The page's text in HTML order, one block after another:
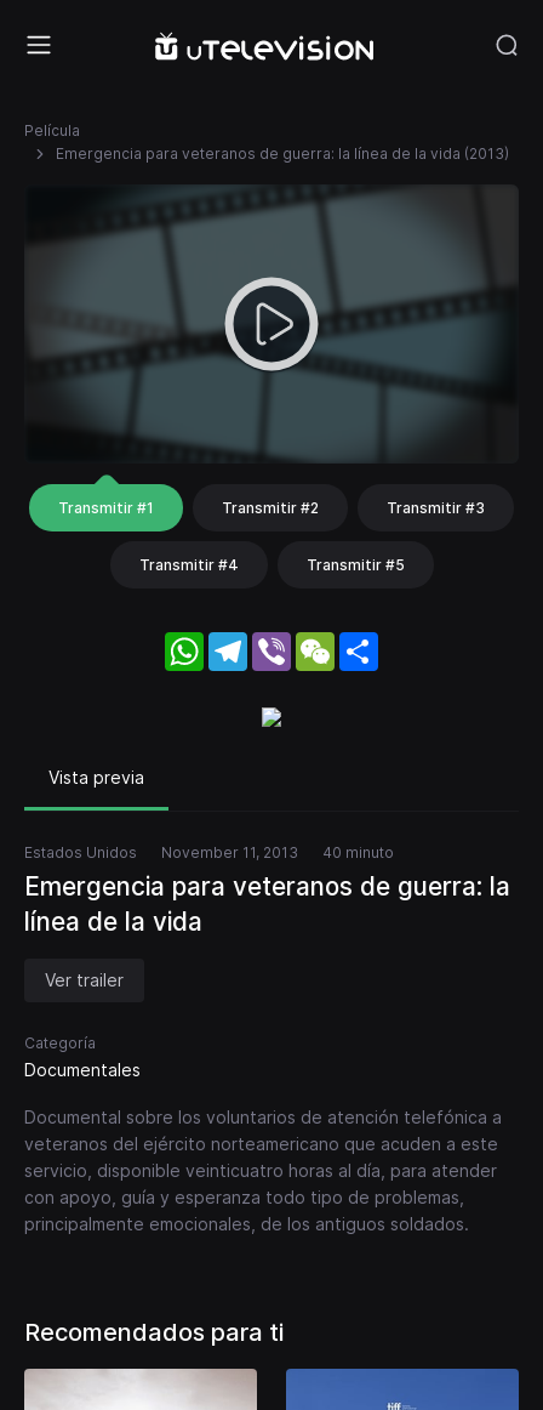
Película
Emergencia para veteranos de guerra: la línea de la vida (2013)
Transmitir #1 Transmitir #2 Transmitir #3
Transmitir #4 Transmitir #5
WhatsApp
Telegram
Viber WeChat
Vista previa
Estados Unidos November 11, 2013 40 minuto
Emergencia para veteranos de guerra: la
línea de la vida
Ver trailer
Categoría
Documentales
Documental sobre los voluntarios de atención telefónica a
veteranos del ejército norteamericano que acuden a este
servicio, disponible veinticuatro horas al día, para atender
con apoyo, guía y esperanza todo tipo de problemas,
principalmente emocionales, de los antiguos soldados.
Recomendados para ti